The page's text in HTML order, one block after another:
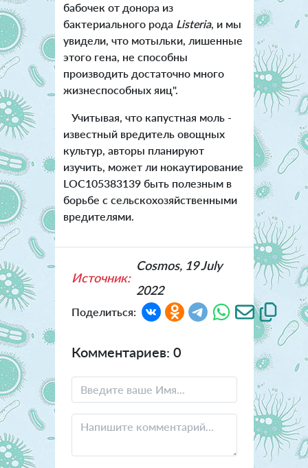
бабочек от донора из
бактериального рода Listeria, и мы
увидели, что мотыльки, лишенные
этого гена, не способны
производить достаточно много
жизнеспособных яиц".
Учитывая, что капустная моль -
известный вредитель овощных
культур, авторы планируют
изучить, может ли нокаутирование
LOC105383139 быть полезным в
борьбе с сельскохозяйственными
вредителями.
Источник:
Cosmos, 19 July
2022
Поделиться:
Комментариев: 0